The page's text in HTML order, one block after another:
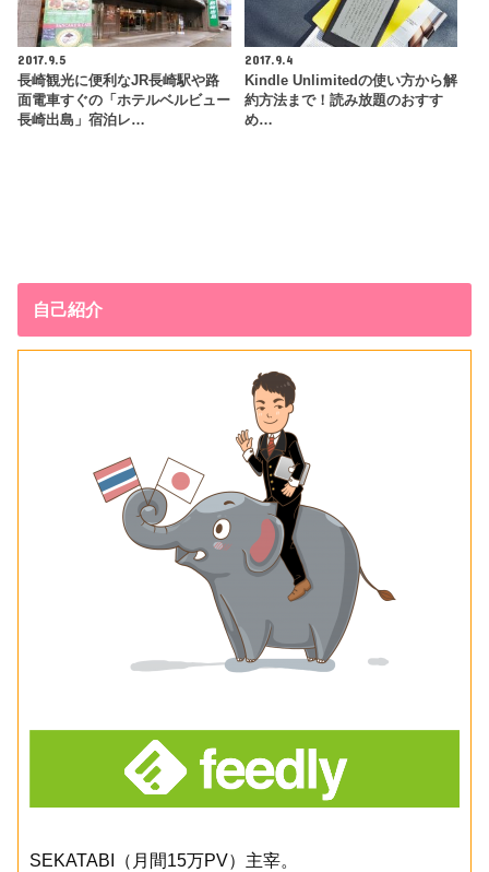
2017.9.5
長崎観光に便利なJR長崎駅や路
面電車すぐの「ホテルベルビュー
長崎出島」宿泊レ…
2017.9.4
Kindle Unlimitedの使い方から解
約方法まで！読み放題のおすす
め…
自己紹介
SEKATABI（月間15万PV）主宰。